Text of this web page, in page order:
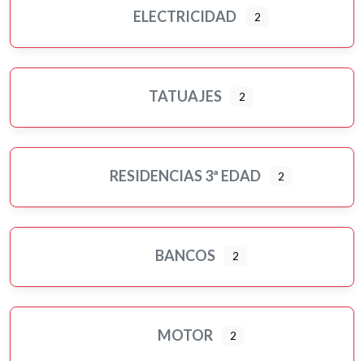
ELECTRICIDAD 2
TATUAJES 2
RESIDENCIAS 3ª EDAD 2
BANCOS 2
MOTOR 2